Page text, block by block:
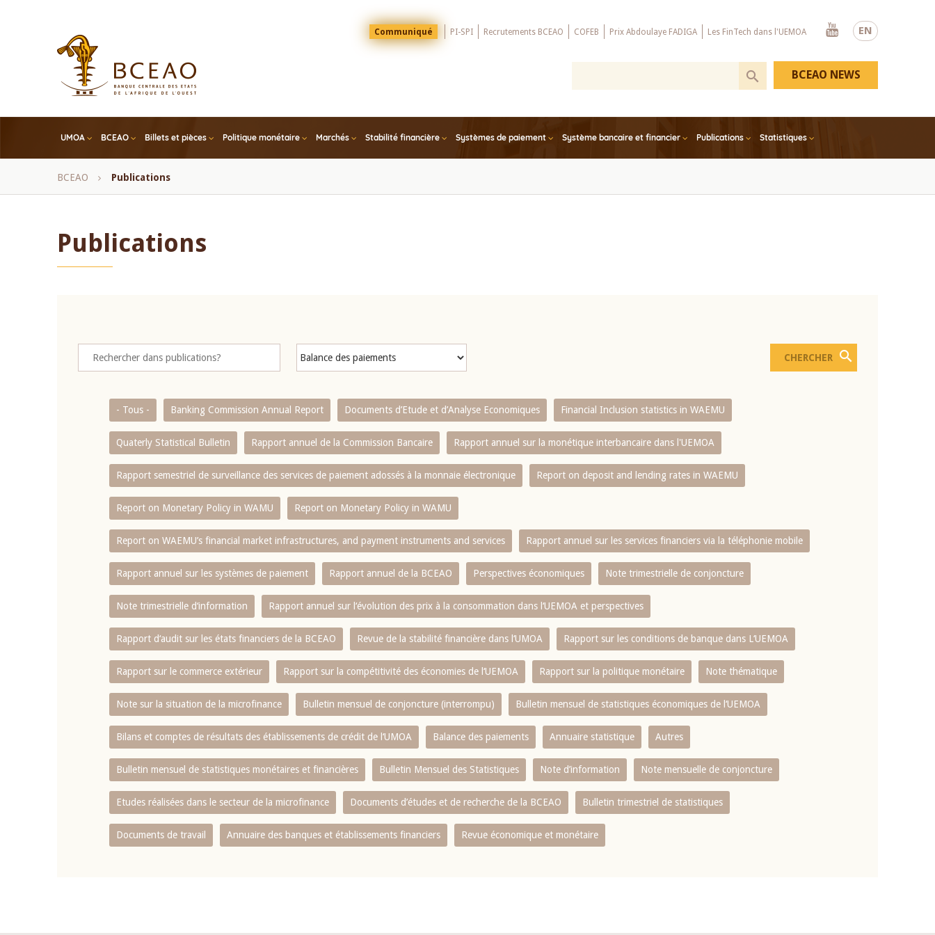
EN
Menu
Top
Communiqué PI-SPI Recrutements BCEAO COFEB Prix Abdoulaye FADIGA Les FinTech dans l'UEMOA
Youtube
UMOA BCEAO Billets et pièces Politique monétaire Marchés Stabilité financière Systèmes de paiement Système bancaire et financier Publications Statistiques
BCEAO NEWS
Fil
BCEAO Publications
Publications
- Tous - Banking Commission Annual Report Documents d’Etude et d’Analyse Economiques Financial Inclusion statistics in WAEMU
Quaterly Statistical Bulletin Rapport annuel de la Commission Bancaire Rapport annuel sur la monétique interbancaire dans l'UEMOA
Rapport semestriel de surveillance des services de paiement adossés à la monnaie électronique Report on deposit and lending rates in WAEMU
Report on Monetary Policy in WAMU Report on Monetary Policy in WAMU
Report on WAEMU’s financial market infrastructures, and payment instruments and services Rapport annuel sur les services financiers via la téléphonie mobile
Rapport annuel sur les systèmes de paiement Rapport annuel de la BCEAO Perspectives économiques Note trimestrielle de conjoncture
Note trimestrielle d‘information Rapport annuel sur l‘évolution des prix à la consommation dans l‘UEMOA et perspectives
Rapport d‘audit sur les états financiers de la BCEAO Revue de la stabilité financière dans l‘UMOA Rapport sur les conditions de banque dans L‘UEMOA
Rapport sur le commerce extérieur Rapport sur la compétitivité des économies de l‘UEMOA Rapport sur la politique monétaire Note thématique
Note sur la situation de la microfinance Bulletin mensuel de conjoncture (interrompu) Bulletin mensuel de statistiques économiques de l‘UEMOA
Bilans et comptes de résultats des établissements de crédit de l‘UMOA Balance des paiements Annuaire statistique Autres
Bulletin mensuel de statistiques monétaires et financières Bulletin Mensuel des Statistiques Note d’information Note mensuelle de conjoncture
Etudes réalisées dans le secteur de la microfinance Documents d’études et de recherche de la BCEAO Bulletin trimestriel de statistiques
Documents de travail Annuaire des banques et établissements financiers Revue économique et monétaire